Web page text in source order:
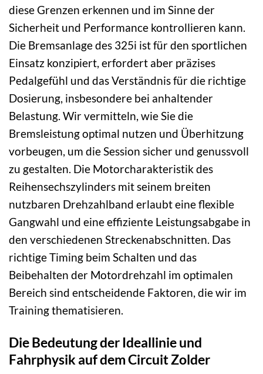
diese Grenzen erkennen und im Sinne der
Sicherheit und Performance kontrollieren kann.
Die Bremsanlage des 325i ist für den sportlichen
Einsatz konzipiert, erfordert aber präzises
Pedalgefühl und das Verständnis für die richtige
Dosierung, insbesondere bei anhaltender
Belastung. Wir vermitteln, wie Sie die
Bremsleistung optimal nutzen und Überhitzung
vorbeugen, um die Session sicher und genussvoll
zu gestalten. Die Motorcharakteristik des
Reihensechszylinders mit seinem breiten
nutzbaren Drehzahlband erlaubt eine flexible
Gangwahl und eine effiziente Leistungsabgabe in
den verschiedenen Streckenabschnitten. Das
richtige Timing beim Schalten und das
Beibehalten der Motordrehzahl im optimalen
Bereich sind entscheidende Faktoren, die wir im
Training thematisieren.
Die Bedeutung der Ideallinie und
Fahrphysik auf dem Circuit Zolder